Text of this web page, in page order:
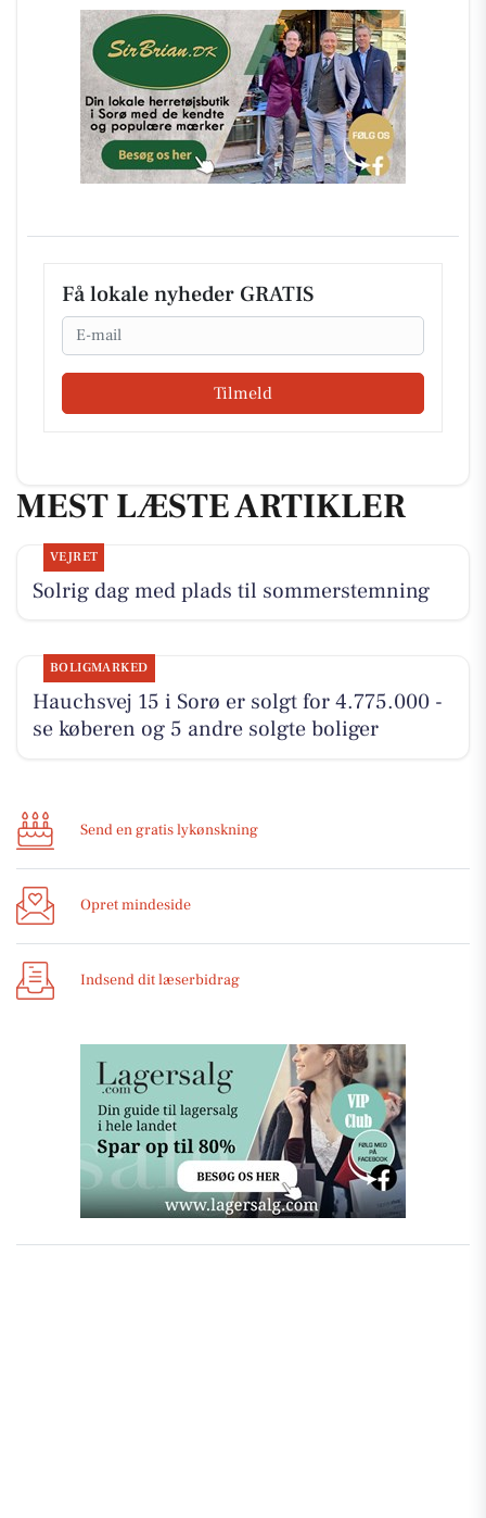
Få lokale nyheder GRATIS
Email
Tilmeld
MEST LÆSTE ARTIKLER
VEJRET
Solrig dag med plads til sommerstemning
BOLIGMARKED
Hauchsvej 15 i Sorø er solgt for 4.775.000 -
se køberen og 5 andre solgte boliger
Send en gratis lykønskning
Opret mindeside
Indsend dit læserbidrag